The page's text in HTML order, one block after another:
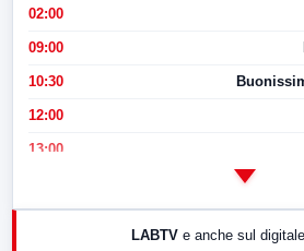
02:00
09:00
10:30
12:00
13:00
17:00
LABTV e anche sul